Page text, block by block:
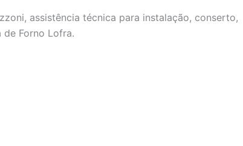
assistência técnica para instalação, conserto,
Forno Lofra.